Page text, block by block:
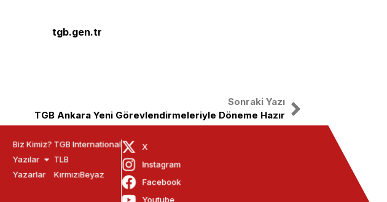
tgb.gen.tr
Sonraki Yazı
TGB Ankara Yeni Görevlendirmeleriyle Döneme Hazır
Biz Kimiz?
Yazılar
Yazarlar
TGB International
TLB
KırmızıBeyaz
X
Instagram
Facebook
Youtube